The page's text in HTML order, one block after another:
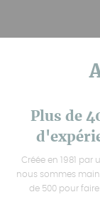
Plus de
Créée en 1981 par
nous sommes
de 500 pour